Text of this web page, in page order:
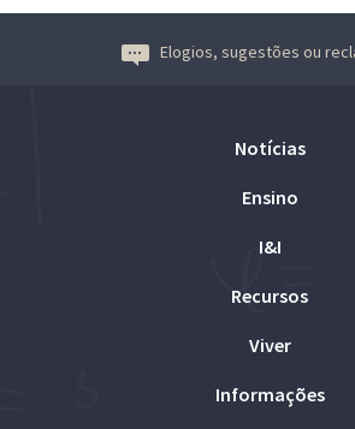
Elogios, sugestões ou
Notícias
Ensino
I&I
Recursos
Viver
Informações